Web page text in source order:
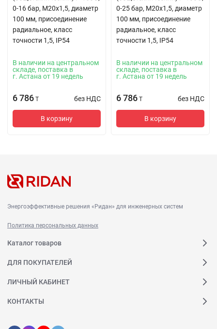
0-16 бар, M20x1,5, диаметр
100 мм, присоединение
радиальное, класс
точности 1,5, IP54
В наличии на центральном
складе, поставка в
г. Астана от 19 недель
6 786 T без НДС
В корзину
0-25 бар, M20x1,5, диаметр
100 мм, присоединение
радиальное, класс
точности 1,5, IP54
В наличии на центральном
складе, поставка в
г. Астана от 19 недель
6 786 T без НДС
В корзину
Энергоэффективные решения «Ридан» для инженерных систем
Политика персональных данных
Каталог товаров
ДЛЯ ПОКУПАТЕЛЕЙ
ЛИЧНЫЙ КАБИНЕТ
КОНТАКТЫ